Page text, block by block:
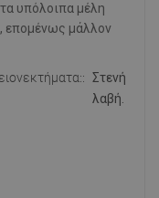
υπόλοιπα μέλη
επομένως μάλλον
Στενή
λαβή.